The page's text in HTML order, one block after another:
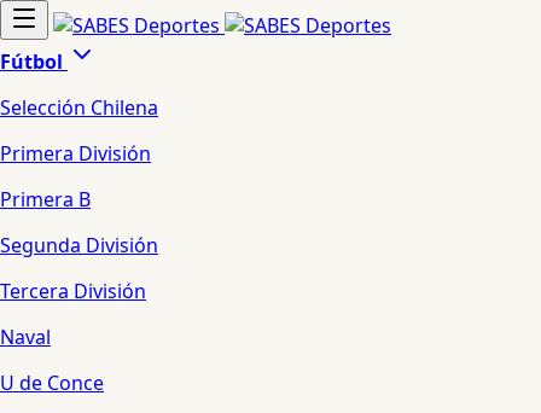
Fútbol
Selección Chilena
Primera División
Primera B
Segunda División
Tercera División
Naval
U de Conce